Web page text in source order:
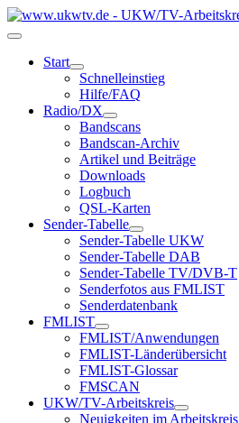
Start
Schnelleinstieg
Hilfe/FAQ
Radio/DX
Bandscans
Bandscan-Archiv
Artikel und Beiträge
Downloads
Logbuch
QSL-Karten
Sender-Tabelle
Sender-Tabelle UKW
Sender-Tabelle DAB
Sender-Tabelle TV/DVB-T
Senderfotos aus FMLIST
Senderdatenbank
FMLIST
FMLIST/Anwendungen
FMLIST-Länderübersicht
FMLIST-Glossar
FMSCAN
UKW/TV-Arbeitskreis
Neuigkeiten im Arbeitskreis